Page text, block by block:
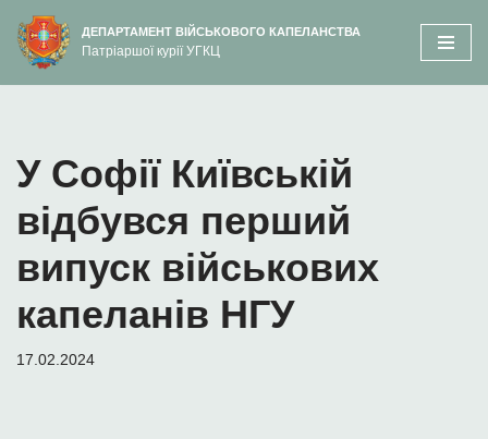
вмісту
Перейти
до
ДЕПАРТАМЕНТ ВІЙСЬКОВОГО КАПЕЛАНСТВА
Патріаршої курії УГКЦ
У Софії Київській
відбувся перший
випуск військових
капеланів НГУ
17.02.2024